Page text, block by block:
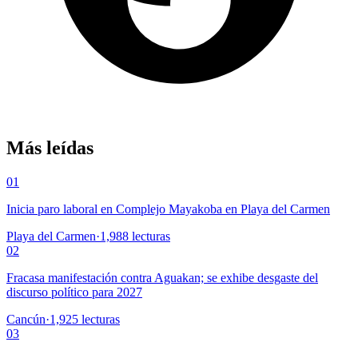
Más leídas
01
Inicia paro laboral en Complejo Mayakoba en Playa del Carmen
Playa del Carmen·1,988 lecturas
02
Fracasa manifestación contra Aguakan; se exhibe desgaste del
discurso político para 2027
Cancún·1,925 lecturas
03